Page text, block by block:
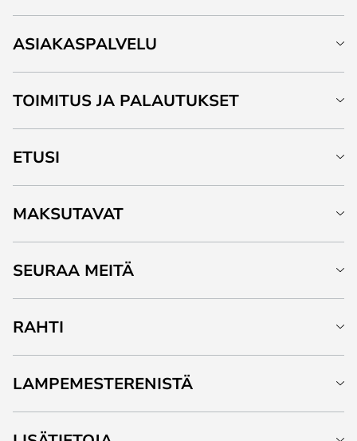
ASIAKASPALVELU
TOIMITUS JA PALAUTUKSET
ETUSI
MAKSUTAVAT
SEURAA MEITÄ
RAHTI
LAMPEMESTERENISTÄ